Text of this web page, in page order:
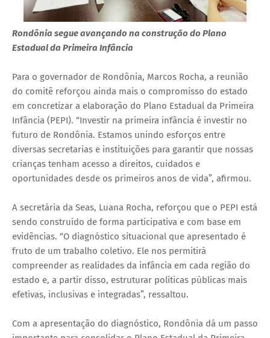
Rondônia segue avançando na construção do Plano
Estadual da Primeira Infância
Para o governador de Rondônia, Marcos Rocha, a reunião
do comitê reforçou ainda mais o compromisso do estado
em concretizar a elaboração do Plano Estadual da Primeira
Infância (PEPI). “Investir na primeira infância é investir no
futuro de Rondônia. Estamos unindo esforços entre
diversas secretarias e instituições para garantir que nossas
crianças tenham acesso a direitos, cuidados e
oportunidades desde os primeiros anos de vida”, afirmou.
A secretária da Seas, Luana Rocha, reforçou que o PEPI está
sendo construído de forma participativa e com base em
evidências. “O diagnóstico situacional que apresentado é
fruto de um trabalho coletivo. Ele nos permitirá
compreender as realidades da infância em cada região do
estado e, a partir disso, estruturar políticas públicas mais
efetivas, inclusivas e integradas”, ressaltou.
Com a apresentação do diagnóstico, Rondônia dá um passo